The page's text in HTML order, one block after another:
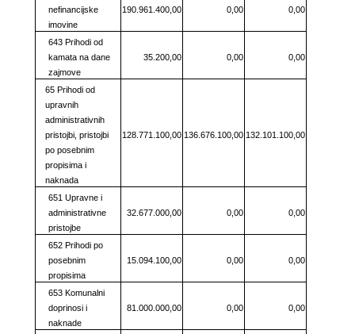
nefinancijske
imovine
190.961.400,00 0,00 0,00
643 Prihodi od
kamata na dane
zajmove
35.200,00 0,00 0,00
65 Prihodi od
upravnih
administrativnih
pristojbi, pristojbi
po posebnim
propisima i
naknada
128.771.100,00 136.676.100,00 132.101.100,00
651 Upravne i
administrativne
pristojbe
32.677.000,00 0,00 0,00
652 Prihodi po
posebnim
propisima
15.094.100,00 0,00 0,00
653 Komunalni
doprinosi i
naknade
81.000.000,00 0,00 0,00